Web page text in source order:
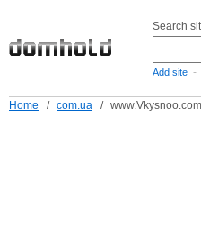
Search
Add site -
Home / com.ua /